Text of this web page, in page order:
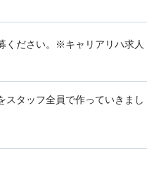
ください。※キャリアリハ求人
スタッフ全員で作っていきまし